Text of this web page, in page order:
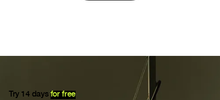
Try 14 days for free